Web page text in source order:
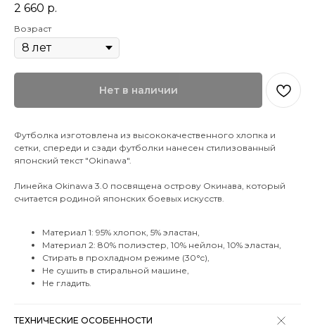
2 660 р.
Возраст
Нет в наличии
Футболка изготовлена из высококачественного хлопка и
сетки, спереди и сзади футболки нанесен стилизованный
японский текст "Okinawa".
Линейка Okinawa 3.0 посвящена острову Окинава, который
считается родиной японских боевых искусств.
Материал 1: 95% хлопок, 5% эластан,
Материал 2: 80% полиэстер, 10% нейлон, 10% эластан,
Стирать в прохладном режиме (30°c),
Не сушить в стиральной машине,
Не гладить.
ТЕХНИЧЕСКИЕ ОСОБЕННОСТИ